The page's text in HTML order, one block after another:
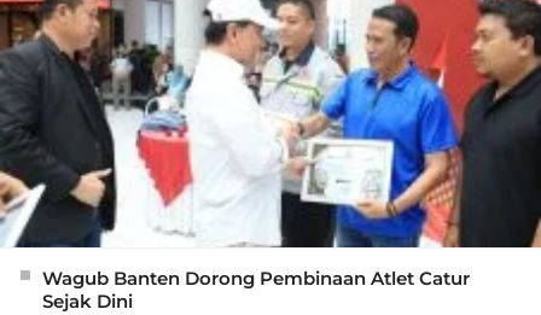
Wagub Banten Dorong Pembinaan Atlet Catur
Sejak Dini